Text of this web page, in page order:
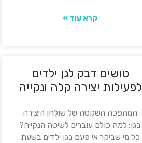
קרא עוד »
טושים דבק לגן ילדים
לפעילות יצירה קלה ונקייה
המהפכה השקטה של שולחן היצירה
בגן: למה כולם עוברים לשיטה הנקייה?
כל מי שביקר אי פעם בגן ילדים בשעת